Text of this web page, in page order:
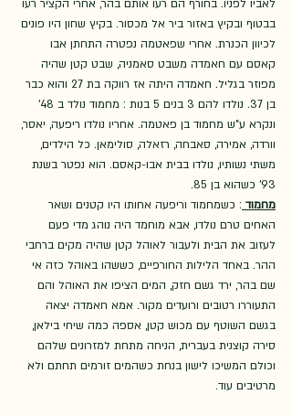
לאביו לפניו. בחורף הם רעו אותם בהר, אחרי הקציר רעו
בבטוף ובקיץ באזור ביר אל מכסור. בקיץ שחון היו פונים
לכיוון הכנרת. אחרי שפאטמה נפטרה התחתן אבו
קאסם עם חאמדה משבט סאמניה, שבט קטן שהיה
מפוזר בגליל. חאמדה היתה אז רווקה בת 27 והוא כבר
בן 37. נולדו להם 3 בנים 5 בנות : מחמוד נולד ב 48'
ונקרא ע"ש מחמוד בן פאטמה. אחריו נולדו ריפעה, יאסר,
וורדה, אמירה, סאבחה, רזאלה, סולימאן. כל הילדים,
משתי נשותיו, נולדו בבית אבו-קאסם. הוא נפטר בשנת
93' כשהוא בן 85.
מחמוד : כשמחמוד וריפעה אחותו היו קטנים ושאר
האחים טרם נולדו, אבא מוחמד היה נוהג מדי פעם
לעזוב את הבית ולעבור לאוהל קטן שהיה מקים ברחבי
ההר. באחד הלילות החורפיים, כששהו באוהל כזה אי
שם בהר, ירד גשם חזק, המים הציפו את האוהל והם
התעוררו רטובים ורועדים מקור. אמא חאמדה יצאה
בגשם השוטף עם מכוש קטן, אספה כמה שיחי בילאן,
סירה קוצנית בעברית, הניחה מתחת למזרונים שלהם
וכולם המשיכו לישון בנחת כשהמים זורמים תחתם ולא
מרטיבים עוד.